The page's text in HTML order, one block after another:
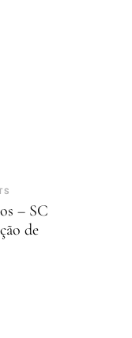
– SC
de